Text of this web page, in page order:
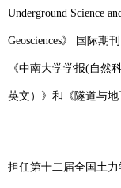
Underground Science
Geosciences》 国际期刊
《中南大学学报(自然
英文）》 和 《隧道与
担任第十二届全国土